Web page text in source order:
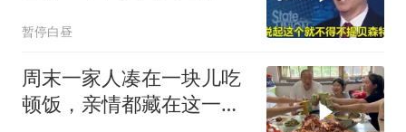
暂停白昼
周末一家人凑在一块儿吃
顿饭，亲情都藏在这一饭